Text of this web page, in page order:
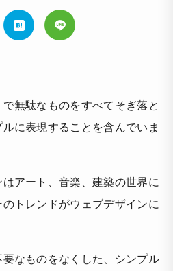
無駄なものをすべてそぎ落と
に表現することを含んでいま
アート、音楽、建築の世界に
トレンドがウェブデザインに
なものをなくした、シンプル